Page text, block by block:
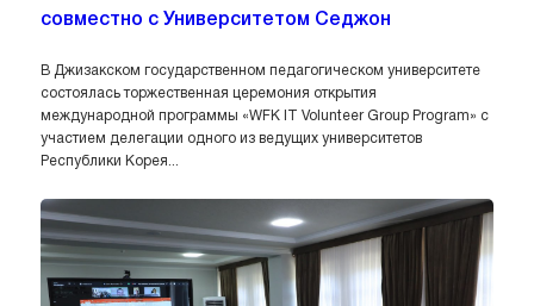
совместно с Университетом Седжон
В Джизакском государственном педагогическом университете
состоялась торжественная церемония открытия
международной программы «WFK IT Volunteer Group Program» с
участием делегации одного из ведущих университетов
Республики Корея...